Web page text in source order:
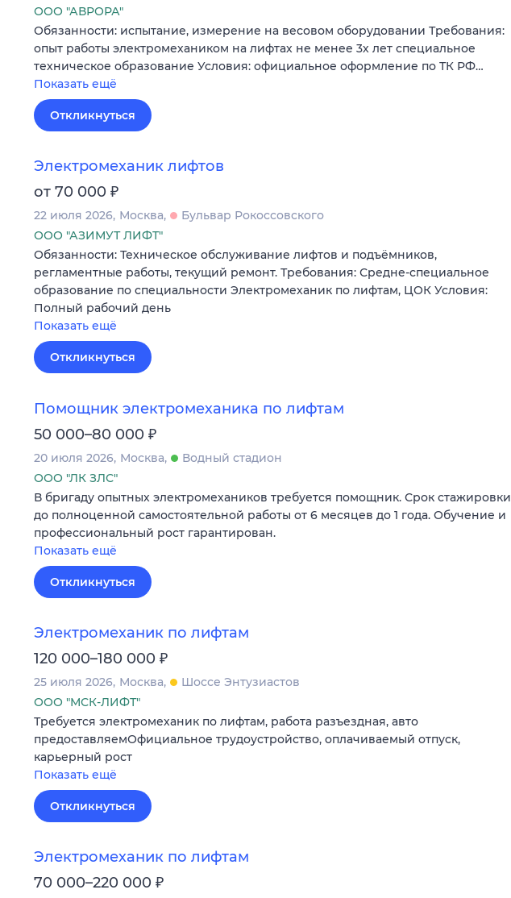
ООО "АВРОРА"
Обязанности: испытание, измерение на весовом оборудовании Требования:
опыт работы электромехаником на лифтах не менее 3х лет специальное
техническое образование Условия: официальное оформление по ТК РФ…
Показать ещё
Откликнуться
Электромеханик лифтов
от 70 000 ₽
22 июля 2026 Москва
Бульвар Рокоссовского
ООО "АЗИМУТ ЛИФТ"
Обязанности: Техническое обслуживание лифтов и подъёмников,
регламентные работы, текущий ремонт. Требования: Средне-специальное
образование по специальности Электромеханик по лифтам, ЦОК Условия:
Полный рабочий день
Показать ещё
Откликнуться
Помощник электромеханика по лифтам
50 000–80 000 ₽
20 июля 2026 Москва
Водный стадион
ООО "ЛК ЗЛС"
В бригаду опытных электромехаников требуется помощник. Срок стажировки
до полноценной самостоятельной работы от 6 месяцев до 1 года. Обучение и
профессиональный рост гарантирован.
Показать ещё
Откликнуться
Электромеханик по лифтам
120 000–180 000 ₽
25 июля 2026 Москва
Шоссе Энтузиастов
ООО "МСК-ЛИФТ"
Требуется электромеханик по лифтам, работа разъездная, авто
предоставляемОфициальное трудоустройство, оплачиваемый отпуск,
карьерный рост
Показать ещё
Откликнуться
Электромеханик по лифтам
70 000–220 000 ₽